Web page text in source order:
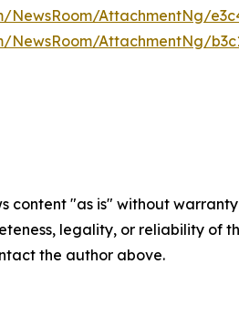
NewsRoom/AttachmentNg/
NewsRoom/AttachmentNg/
content "as is" without
legality, or reliability of
the author above.